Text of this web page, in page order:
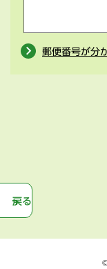
郵便番号が分
戻る